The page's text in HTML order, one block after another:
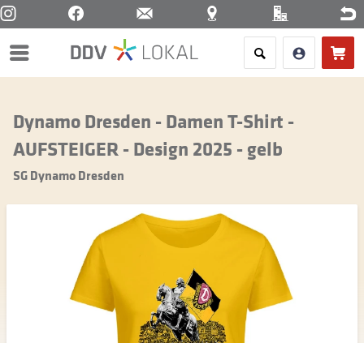
Menü
Dynamo Dresden - Damen T-Shirt -
AUFSTEIGER - Design 2025 - gelb
SG Dynamo Dresden